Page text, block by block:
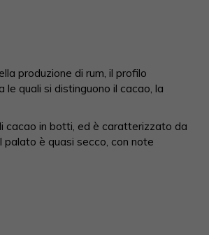
produzione di rum, il profilo
quali si distinguono il cacao, la
cacao in botti, ed è caratterizzato da
palato è quasi secco, con note